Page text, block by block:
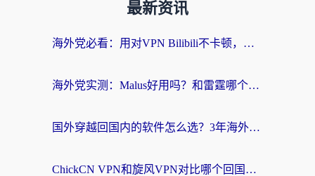
最新资讯
海外党必看：用对VPN Bilibili不卡顿，英国玩国内游戏也丝滑——2026回国加速器选择指南
海外党实测：Malus好用吗？和雷霆哪个好？+ 3款热门加速器深度对比
国外穿越回国内的软件怎么选？3年海外党亲测实用指南，告别地域限制
ChickCN VPN和旋风VPN对比哪个回国效果更好？海外党实测回国内网神器指南